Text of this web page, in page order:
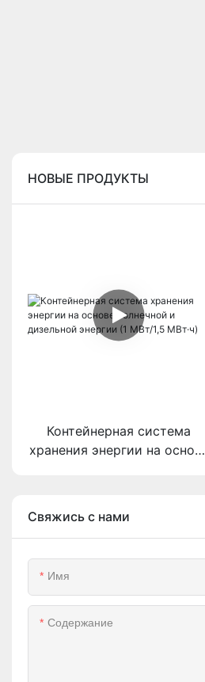
НОВЫЕ ПРОДУКТЫ
Контейнерная система
хранения энергии на основе
Свяжись с нами
Имя
Содержание